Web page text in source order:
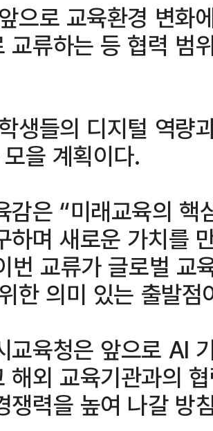
으로 교육환경 변화
교류하는 등 협력 범
생들의 디지털 역량
을 계획이다.
감은 “미래교육의
하며 새로운 가치를
번 교류가 글로벌 교
한 의미 있는 출발
교육청은 앞으로 AI
해외 교육기관과의
쟁력을 높여 나갈 방